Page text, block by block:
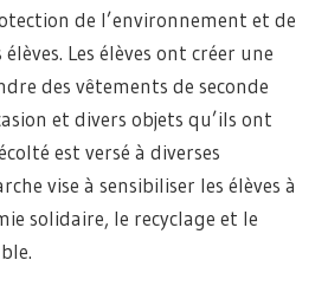
de l’environnement et de
Les élèves ont créer une
des vêtements de seconde
et divers objets qu’ils ont
est versé à diverses
vise à sensibiliser les élèves à
solidaire, le recyclage et le